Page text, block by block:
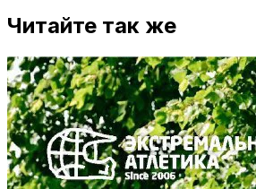
Читайте так же